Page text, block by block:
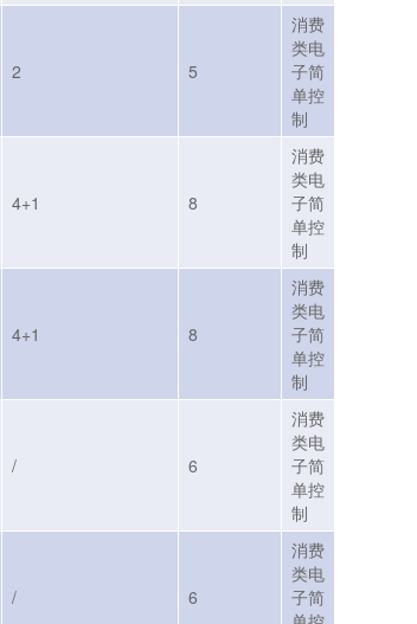
2 5
消费
类电
子简
单控
制
4+1 8
消费
类电
子简
单控
制
4+1 8
消费
类电
子简
单控
制
/ 6
消费
类电
子简
单控
制
/ 6
消费
类电
子简